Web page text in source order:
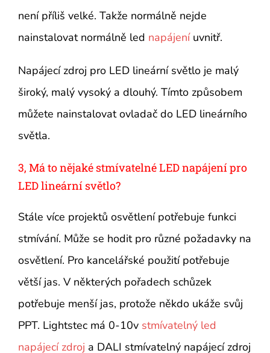
není příliš velké. Takže normálně nejde
nainstalovat normálně led napájeníuvnitř.
Napájecí zdroj pro LED lineární světlo je malý
široký, malý vysoký a dlouhý. Tímto způsobem
můžete nainstalovat ovladač do LED lineárního
světla.
3, Má to nějaké stmívatelné LED napájení pro
LED lineární světlo?
Stále více projektů osvětlení potřebuje funkci
stmívání. Může se hodit pro různé požadavky na
osvětlení. Pro kancelářské použití potřebuje
větší jas. V některých pořadech schůzek
potřebuje menší jas, protože někdo ukáže svůj
PPT. Lightstec má 0-10v stmívatelný led
napájecí zdroj a DALI stmívatelný napájecí zdroj